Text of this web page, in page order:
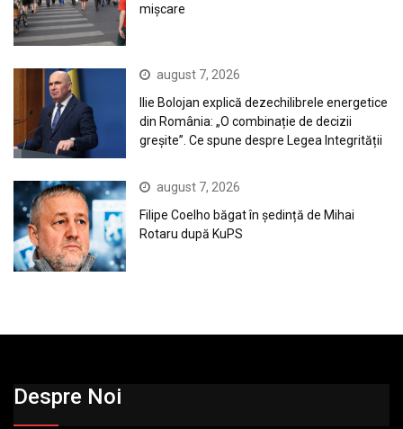
mișcare
august 7, 2026
Ilie Bolojan explică dezechilibrele energetice
din România: „O combinație de decizii
greșite”. Ce spune despre Legea Integrității
august 7, 2026
Filipe Coelho băgat în ședință de Mihai
Rotaru după KuPS
Despre Noi